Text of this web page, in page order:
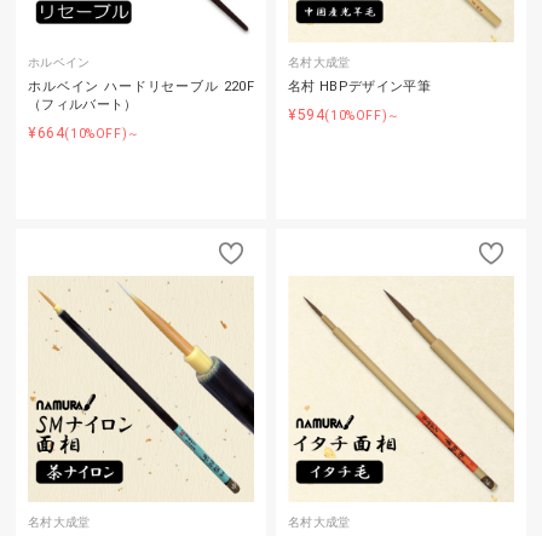
ホルベイン
ホルベイン ハードリセーブル 220F
（フィルバート）
¥664(10%OFF)～
名村大成堂
名村 HBPデザイン平筆
¥594(10%OFF)～
名村大成堂 名村大成堂